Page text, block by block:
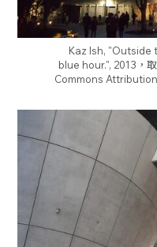
Kaz Ish, "Outside
blue hour.", 2013，
Commons